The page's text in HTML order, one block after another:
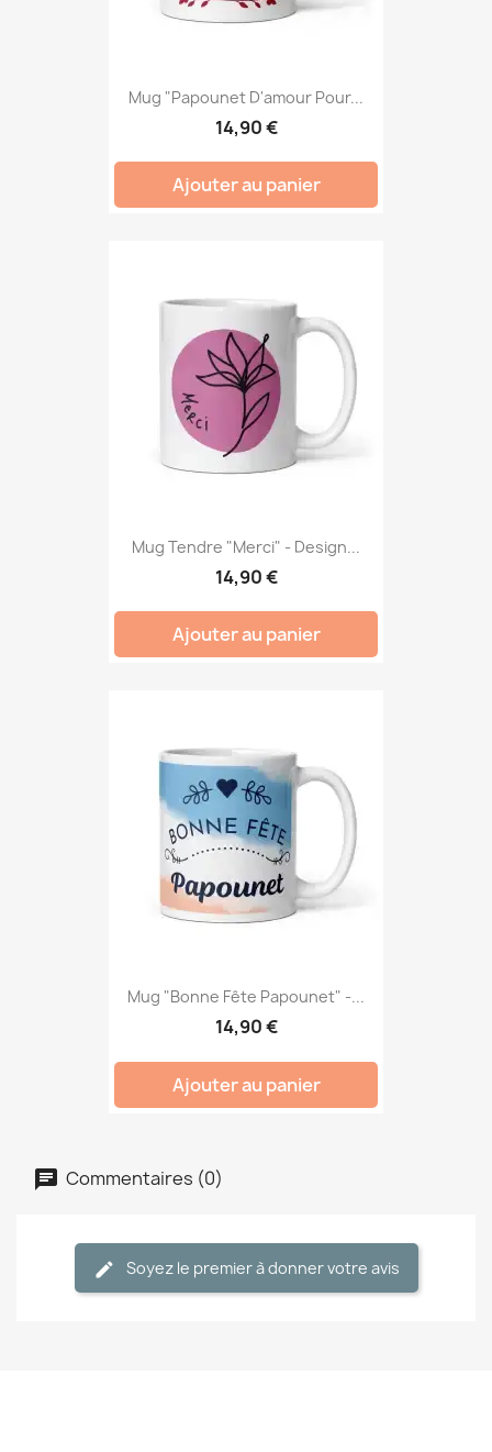
Mug "Papounet D'amour Pour...
14,90 €
Ajouter au panier
Mug Tendre "Merci" - Design...
14,90 €
Ajouter au panier
Mug "Bonne Fête Papounet" -...
14,90 €
Ajouter au panier
Commentaires (0)
Soyez le premier à donner votre avis